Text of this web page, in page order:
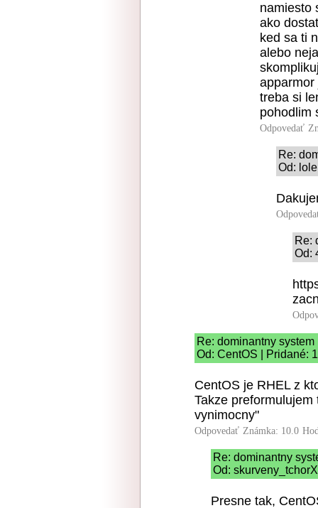
namiesto
ako
ked sa ti
alebo
apparmor
treba si
pohodlim
Odpovedať
Re:
Od:
Re:
Od:
Re: dominantny system
Od: CentOS | Pridané:
CentOS je RHEL z
Takze
vynimocny"
Odpovedať Známka: 10.0
Re: dominantny
Od:
Presne tak,